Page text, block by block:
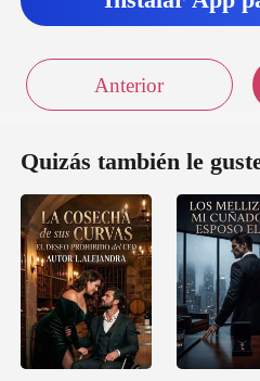
Anterior
Quizás también le